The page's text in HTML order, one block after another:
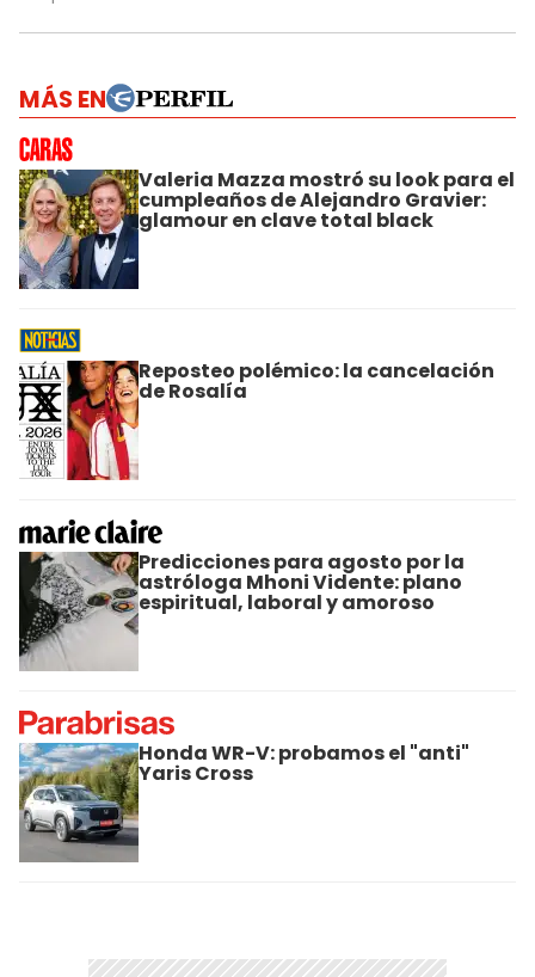
MÁS EN
Valeria Mazza mostró su look para el
cumpleaños de Alejandro Gravier:
glamour en clave total black
Reposteo polémico: la cancelación
de Rosalía
Predicciones para agosto por la
astróloga Mhoni Vidente: plano
espiritual, laboral y amoroso
Honda WR-V: probamos el "anti"
Yaris Cross